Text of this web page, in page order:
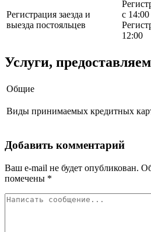
Регистрация заезда и
выезда постояльцев
с
12:00
Услуги,
Общие
Виды принимаемых кредитных
Добавить комментарий
Ваш e-mail не будет опубликован.
помечены *